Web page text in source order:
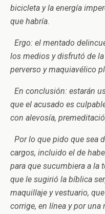
bicicleta y la energía
que habría.
Ergo: el mentado
los medios y disfrutó de
perverso y maquiavélico
En conclusión: estarán
que el acusado es
con alevosía,
Por lo que pido que sea
cargos, incluido el de
para que sucumbiera a la
que le sugirió la bíblica
maquillaje y vestuario,
corrige, en línea y por